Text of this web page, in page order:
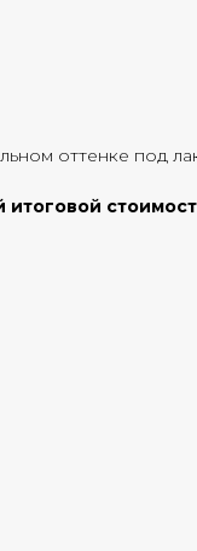
оттенке под
итоговой